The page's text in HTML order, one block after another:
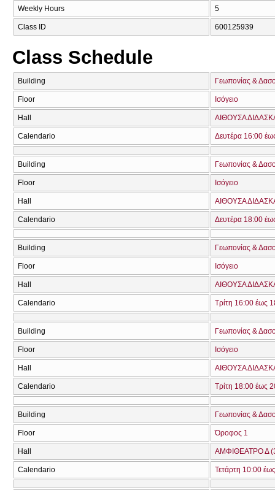
Weekly Hours 5
Class ID 600125939
Class Schedule
Building Γεωπονίας &
Floor Ισόγειο
Hall ΑΙΘΟΥΣΑ
Calendario Δευτέρα 16:00
Building Γεωπονίας &
Floor Ισόγειο
Hall ΑΙΘΟΥΣΑ
Calendario Δευτέρα 18:00
Building Γεωπονίας &
Floor Ισόγειο
Hall ΑΙΘΟΥΣΑ
Calendario Τρίτη 16:00 έως
Building Γεωπονίας &
Floor Ισόγειο
Hall ΑΙΘΟΥΣΑ
Calendario Τρίτη 18:00 έως
Building Γεωπονίας &
Floor Όροφος 1
Hall ΑΜΦΙΘΕΑΤΡΟ Δ
Calendario Τετάρτη 10:00